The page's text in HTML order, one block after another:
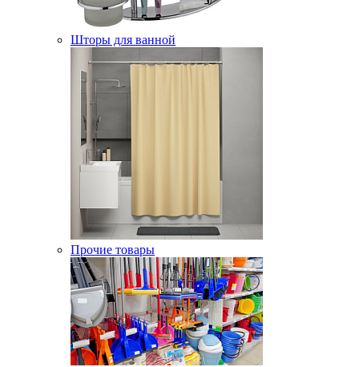
Шторы для ванной
Прочие товары